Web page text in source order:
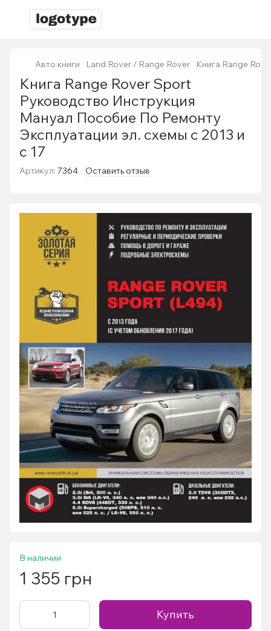
Авто книги Land Rover / Range Rover Книга Range
Книга Range Rover Sport
Руководство Инструкция
Мануал Пособие По Ремонту
Эксплуатации эл. схемы с 2013 и
с 17
Артикул: 7364 Оставить отзыв
В наличии
1 355 грн
Купить